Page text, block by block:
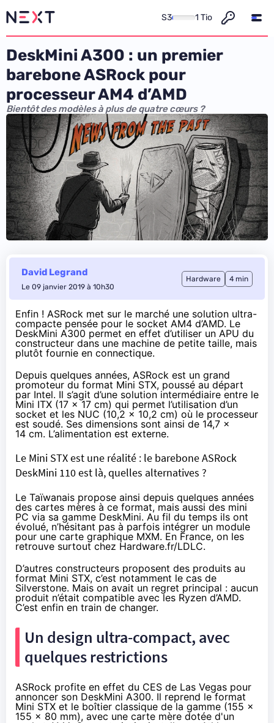
S3 1 Tio
DeskMini A300 : un premier
barebone ASRock pour
processeur AM4 d’AMD
Bientôt des modèles à plus de quatre cœurs ?
David Legrand
Le 09 janvier 2019 à 10h30
Hardware 4 min
Enfin ! ASRock met sur le marché une solution ultra-
compacte pensée pour le socket AM4 d’AMD. Le
DeskMini A300 permet en effet d’utiliser un APU du
constructeur dans une machine de petite taille, mais
plutôt fournie en connectique.
Depuis quelques années, ASRock est un grand
promoteur du format Mini STX, poussé au départ
par Intel. Il s’agit d’une solution intermédiaire entre le
Mini ITX (17 x 17 cm) qui permet l’utilisation d’un
socket et les NUC (10,2 x 10,2 cm) où le processeur
est soudé. Ses dimensions sont ainsi de 14,7 x
14 cm. L’alimentation est externe.
Le Mini STX est une réalité : le barebone ASRock
DeskMini 110 est là, quelles alternatives ?
Le Taïwanais propose ainsi depuis quelques années
des cartes mères à ce format, mais aussi des mini
PC via sa gamme DeskMini. Au fil du temps ils ont
évolué, n’hésitant pas à parfois intégrer un module
pour une carte graphique MXM. En France, on les
retrouve surtout chez Hardware.fr/LDLC.
D’autres constructeurs proposent des produits au
format Mini STX, c’est notamment le cas de
Silverstone. Mais on avait un regret principal : aucun
produit n’était compatible avec les Ryzen d’AMD.
C’est enfin en train de changer.
Un design ultra-compact, avec
quelques restrictions
ASRock profite en effet du CES de Las Vegas pour
annoncer son DeskMini A300. Il reprend le format
Mini STX et le boîtier classique de la gamme (155 x
155 x 80 mm), avec une carte mère dotée d'un